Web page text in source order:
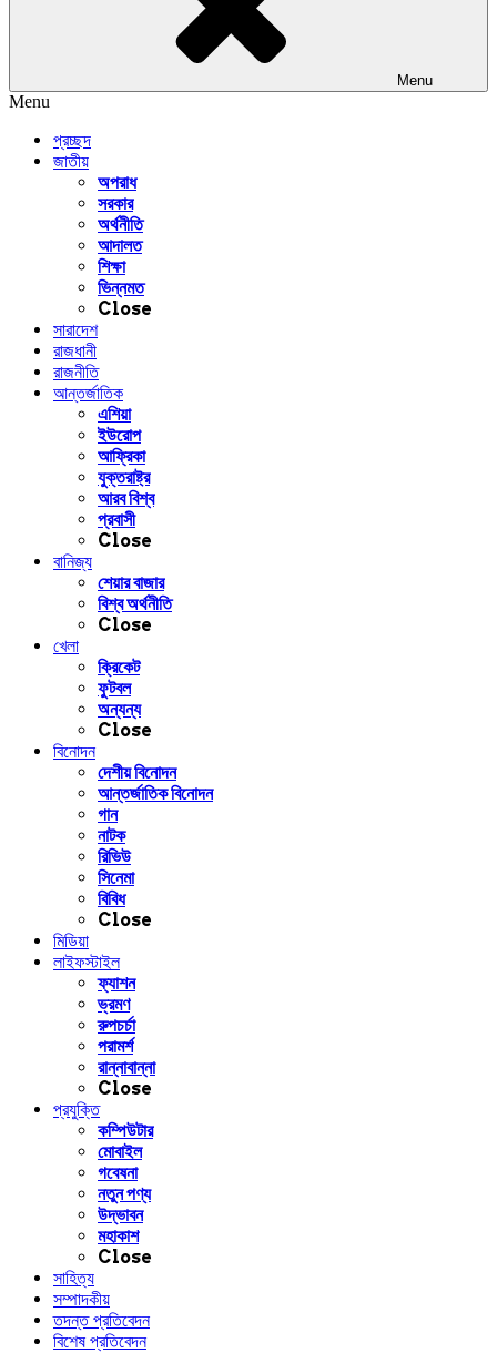
Menu
Menu
প্রচ্ছদ
জাতীয়
অপরাধ
সরকার
অর্থনীতি
আদালত
শিক্ষা
ভিন্নমত
Close
সারাদেশ
রাজধানী
রাজনীতি
আন্তর্জাতিক
এশিয়া
ইউরোপ
আফ্রিকা
যুক্তরাষ্ট্র
আরব বিশ্ব
প্রবাসী
Close
বানিজ্য
শেয়ার বাজার
বিশ্ব অর্থনীতি
Close
খেলা
ক্রিকেট
ফুটবল
অন্যন্য
Close
বিনোদন
দেশীয় বিনোদন
আন্তর্জাতিক বিনোদন
গান
নাটক
রিভিউ
সিনেমা
বিবিধ
Close
মিডিয়া
লাইফস্টাইল
ফ্যাশন
ভ্রমণ
রুপচর্চা
পরামর্শ
রান্নাবান্না
Close
প্রযুক্তি
কম্পিউটার
মোবাইল
গবেষনা
নতুন পণ্য
উদ্ভাবন
মহাকাশ
Close
সাহিত্য
সম্পাদকীয়
তদন্ত প্রতিবেদন
বিশেষ প্রতিবেদন